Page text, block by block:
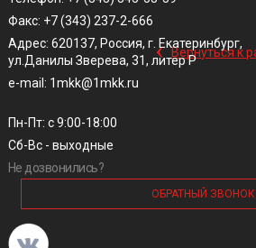
‹ Вернуться к
Факс: +7 (343) 237-2-666
Адрес: 620137, Россия, г. Екатеринбург,
ул.Данилы Зверева, 31, литер Р
e-mail: 1mkk@1mkk.ru
Пн-Пт: с 9:00-18:00
Сб-Вс - выходные
Не дозвонились?
ОБРАТНЫЙ ЗВОНОК